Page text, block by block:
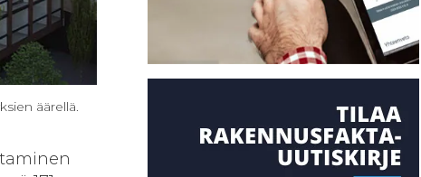
äärellä.